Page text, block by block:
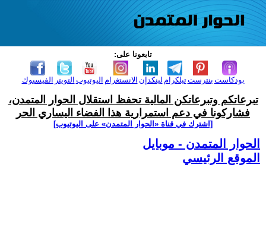
تابعونا على:
الفيسبوك التويتر اليوتيوب الانستغرام لينكدإن تيلكرامبنترست بودكاست
تبرعاتكم وتبرعاتكن المالية تحفظ استقلال الحوار المتمدن،
فشاركونا في دعم استمرارية هذا الفضاء اليساري الحر
[اشترك في قناة ‫«الحوار المتمدن» على اليوتيوب]
الحوار المتمدن - موبايل
الموقع الرئيسي